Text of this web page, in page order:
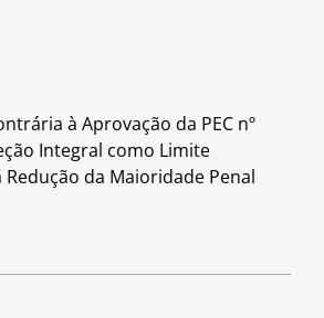
à Aprovação da PEC nº
Integral como Limite
da Maioridade Penal